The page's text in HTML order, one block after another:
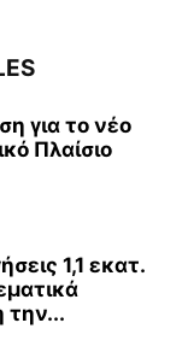
για το νέο
Πλαίσιο
1,1 εκατ.
την...